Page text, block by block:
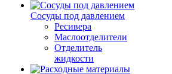
Сосуды под давлением
Ресивера
Маслоотделители
Отделитель
жидкости